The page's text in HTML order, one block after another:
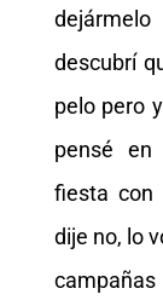
descubrí
pelo pero
pensé en
fiesta con
dije no, lo